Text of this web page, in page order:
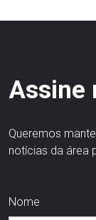
Assine
Queremos
notícias da área
Nome